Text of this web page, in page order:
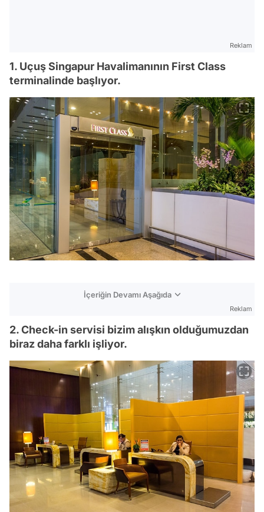
Reklam
1. Uçuş Singapur Havalimanının First Class
terminalinde başlıyor.
İçeriğin Devamı Aşağıda
Reklam
2. Check-in servisi bizim alışkın olduğumuzdan
biraz daha farklı işliyor.